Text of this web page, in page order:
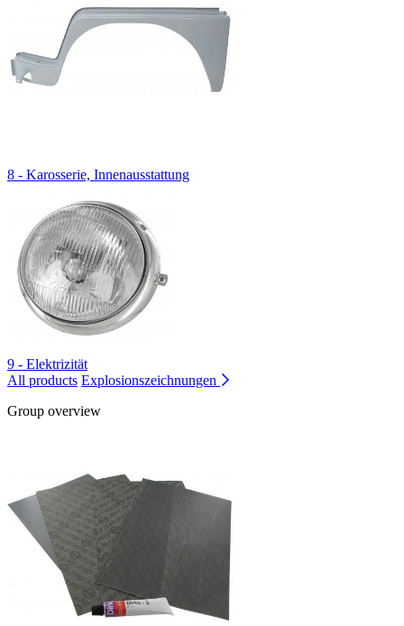
8 - Karosserie, Innenausstattung
9 - Elektrizität
All products Explosionszeichnungen
Group overview